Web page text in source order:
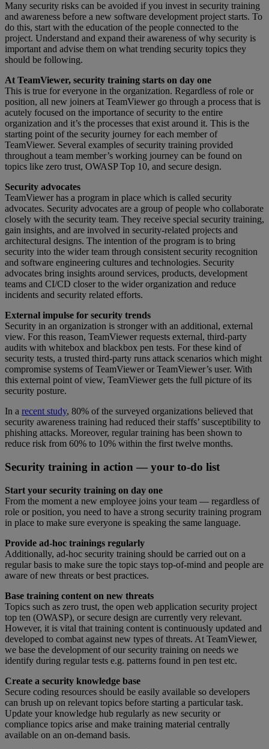
Many security risks can be avoided if you invest in security training
and awareness before a new software development project starts. To
do this, start with the education of the people connected to the
project. Understand and expand their awareness of why security is
important and advise them on what trending security topics they
should be following.
At TeamViewer, security training starts on day one
This is true for everyone in the organization. Regardless of role or
position, all new joiners at TeamViewer go through a process that is
acutely focused on the importance of security to the entire
organization and it’s the processes that exist around it. This is the
starting point of the security journey for each member of
TeamViewer. Several examples of security training provided
throughout a team member’s working journey can be found on
topics like zero trust, OWASP Top 10, and secure design.
Security advocates
TeamViewer has a program in place which is called security
advocates. Security advocates are a group of people who collaborate
closely with the security team. They receive special security training,
gain insights, and are involved in security-related projects and
architectural designs. The intention of the program is to bring
security into the wider team through consistent security recognition
and software engineering cultures and technologies. Security
advocates bring insights around services, products, development
teams and CI/CD closer to the wider organization and reduce
incidents and security related efforts.
External impulse for security trends
Security in an organization is stronger with an additional, external
view. For this reason, TeamViewer requests external, third-party
audits with whitebox and blackbox pen tests. For these kind of
security tests, a trusted third-party runs attack scenarios which might
compromise systems of TeamViewer or TeamViewer’s user. With
this external point of view, TeamViewer gets the full picture of its
security posture.
In a recent study, 80% of the surveyed organizations believed that
security awareness training had reduced their staffs’ susceptibility to
phishing attacks. Moreover, regular training has been shown to
reduce risk from 60% to 10% within the first twelve months.
Security training in action — your to-do list
Start your security training on day one
From the moment a new employee joins your team — regardless of
role or position, you need to have a strong security training program
in place to make sure everyone is speaking the same language.
Provide ad-hoc trainings regularly
Additionally, ad-hoc security training should be carried out on a
regular basis to make sure the topic stays top-of-mind and people are
aware of new threats or best practices.
Base training content on new threats
Topics such as zero trust, the open web application security project
top ten (OWASP), or secure design are currently very relevant.
However, it is vital that training content is continuously updated and
developed to combat against new types of threats. At TeamViewer,
we base the development of our security training on needs we
identify during regular tests e.g. patterns found in pen test etc.
Create a security knowledge base
Secure coding resources should be easily available so developers
can brush up on relevant topics before starting a particular task.
Update your knowledge hub regularly as new security or
compliance topics arise and make training material centrally
available on an on-demand basis.